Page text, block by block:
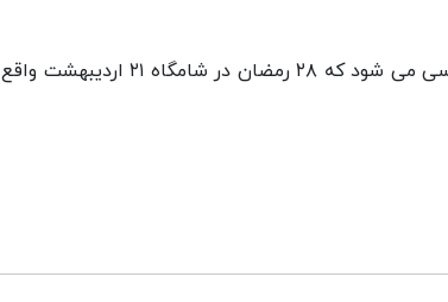
به گفته وی، شرایط رصد هلال ماه شوال همواره در ۲۹ ماه قمری بررسی می شود که ۲۸ رمضان در شامگاه ۲۱ اردیبهشت واقع